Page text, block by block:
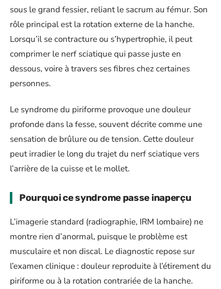
sous le grand fessier, reliant le sacrum au fémur. Son
rôle principal est la rotation externe de la hanche.
Lorsqu’il se contracture ou s’hypertrophie, il peut
comprimer le nerf sciatique qui passe juste en
dessous, voire à travers ses fibres chez certaines
personnes.
Le syndrome du piriforme provoque une douleur
profonde dans la fesse, souvent décrite comme une
sensation de brûlure ou de tension. Cette douleur
peut irradier le long du trajet du nerf sciatique vers
l’arrière de la cuisse et le mollet.
Pourquoi ce syndrome passe inaperçu
L’imagerie standard (radiographie, IRM lombaire) ne
montre rien d’anormal, puisque le problème est
musculaire et non discal. Le diagnostic repose sur
l’examen clinique : douleur reproduite à l’étirement du
piriforme ou à la rotation contrariée de la hanche.